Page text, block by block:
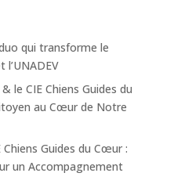
qui transforme le
l’UNADEV
le CIE Chiens Guides du
au Cœur de Notre
Chiens Guides du Cœur :
un Accompagnement